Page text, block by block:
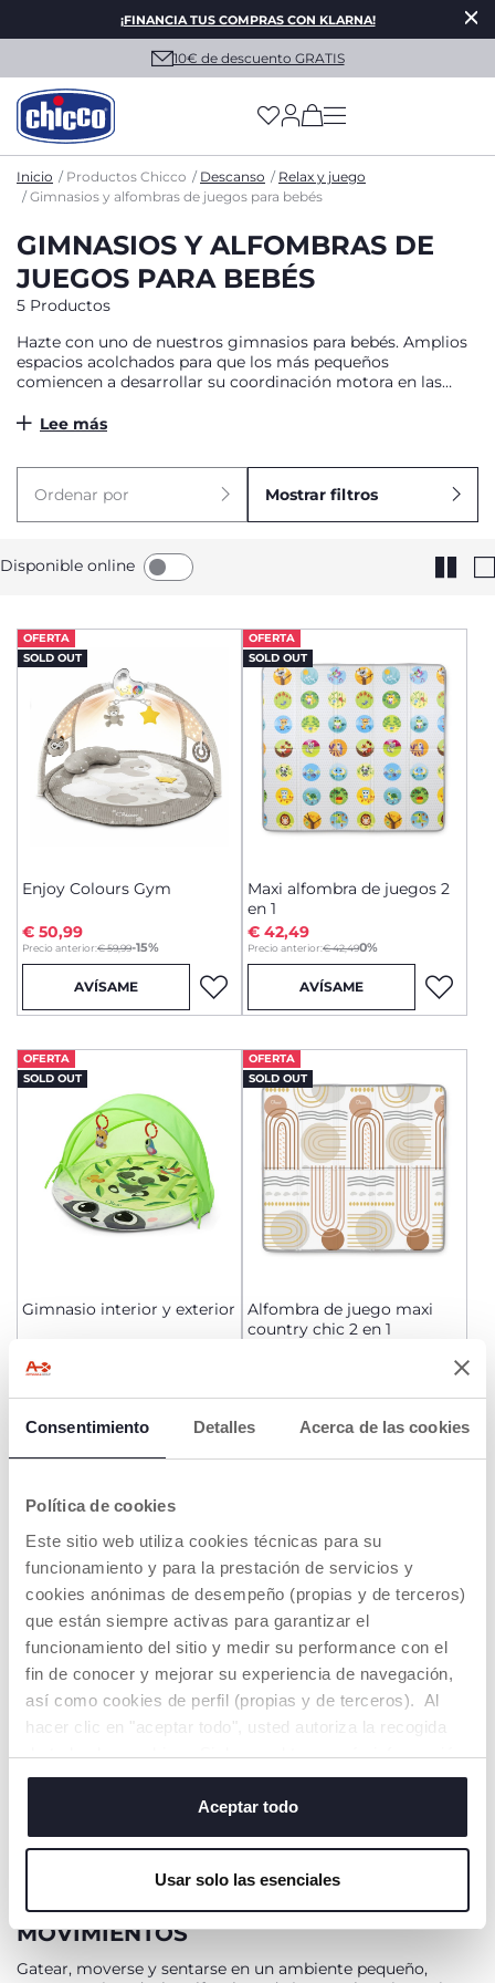
Consentimiento Detalles Acerca de las cookies
Política de cookies
Este sitio web utiliza cookies técnicas para su
funcionamiento y para la prestación de servicios y
cookies anónimas de desempeño (propias y de terceros)
que están siempre activas para garantizar el
funcionamiento del sitio y medir su performance con el
fin de conocer y mejorar su experiencia de navegación,
así como cookies de perfil (propias y de terceros). Al
hacer clic en "aceptar todo", usted autoriza la recogida
de todas las cookies. Si desea obtener más información
o cambiar o revocar el consentimiento de todas o
algunas cookies, haga clic en "mostrar detalles". Al
cerrar este banner, usted consiente en utilizar
servicio solicitado.
Aceptar todo
Usar solo las esenciales
¡FINANCIA TUS COMPRAS CON KLARNA!
10€ de descuento GRATIS
(has more options
Inicio Productos Chicco Descanso
Relax y juego
Gimnasios y alfombras de juegos para bebés
GIMNASIOS Y ALFOMBRAS DE
JUEGOS PARA BEBÉS
5 Productos
Hazte con uno de nuestros gimnasios para bebés. Amplios
espacios acolchados para que los más pequeños
comiencen a desarrollar su coordinación motora en las
Lee más
Ordenar por Mostrar filtros
Disponible online
OFERTA
SOLD OUT
Enjoy Colours Gym
Precio anterior:€ 59,99-15%
to
€ 50,99
AVÍSAME
OFERTA
SOLD OUT
Maxi alfombra de juegos 2
en 1
Precio anterior:€ 42,490%
to
€ 42,49
AVÍSAME
OFERTA
SOLD OUT
Gimnasio interior y exterior
Precio anterior:
to
OFERTA
SOLD OUT
Alfombra de juego maxi
country chic 2 en 1
SOLD OUT
Alfombra fotográfica
€ 20,99
PREPÁRALOS PARA SUS PRIMEROS
MOVIMIENTOS
Gatear, moverse y sentarse en un ambiente pequeño,